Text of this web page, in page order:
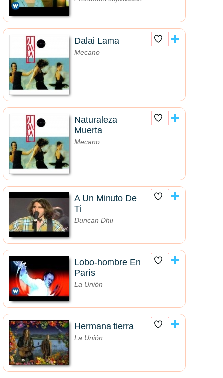
Dalai Lama
Mecano
Naturaleza
Muerta
Mecano
A Un Minuto De
Ti
Duncan Dhu
Lobo-hombre En
París
La Unión
Hermana tierra
La Unión